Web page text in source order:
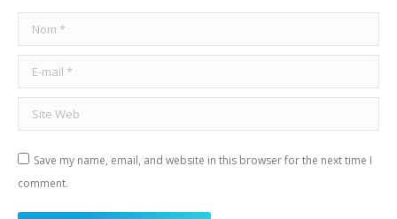
Nom *
E-mail *
Site Web
Save my name, email, and website in this browser for the next time I
comment.